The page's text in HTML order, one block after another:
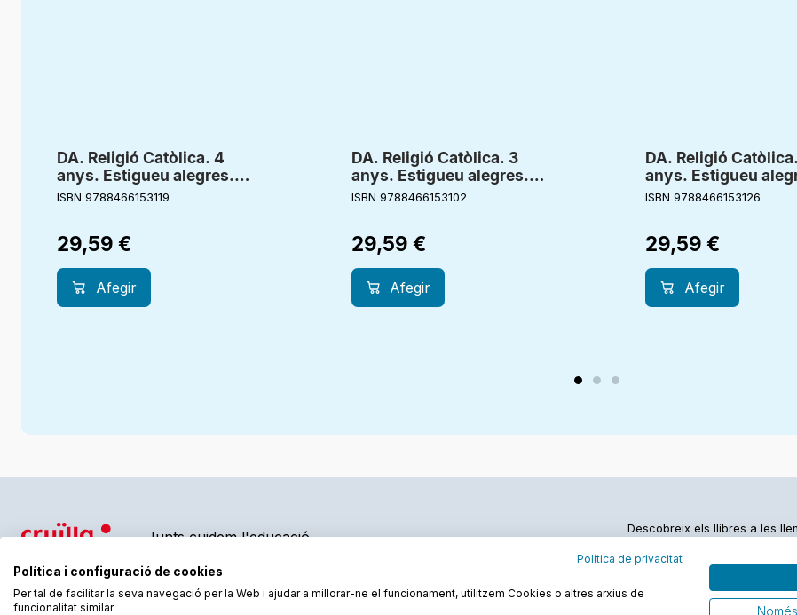
DA. Religió Catòlica. 4
anys. Estigueu alegres.
Creixent junts
ISBN 9788466153119
29,59 €
Afegir
DA. Religió Catòlica. 3
anys. Estigueu alegres.
Creixent junts
ISBN 9788466153102
29,59 €
Afegir
DA. Religió
anys. Estigueu
Creixent junts
ISBN 9788466153126
29,59 €
Afegir
Junts cuidem l'educació Descobreix els llibres a les
Política de privacitat
Política i configuració de cookies
Per tal de facilitar la seva navegació per la Web i ajudar a millorar-ne el funcionament, utilitzem Cookies o altres arxius de
funcionalitat similar.